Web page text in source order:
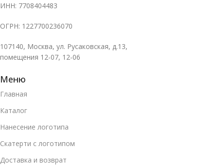
ИНН: 7708404483
ОГРН: 1227700236070
107140, Москва, ул. Русаковская, д.13,
помещения 12-07, 12-06
Меню
Главная
Каталог
Нанесение логотипа
Скатерти с логотипом
Доставка и возврат